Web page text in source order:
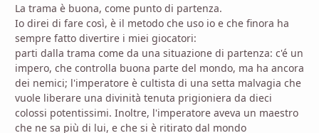
La trama è buona, come punto di partenza.
Io direi di fare così, è il metodo che uso io e che finora ha
sempre fatto divertire i miei giocatori:
parti dalla trama come da una situazione di partenza: c'é un
impero, che controlla buona parte del mondo, ma ha ancora
dei nemici; l'imperatore è cultista di una setta malvagia che
vuole liberare una divinità tenuta prigioniera da dieci
colossi potentissimi. Inoltre, l'imperatore aveva un maestro
che ne sa più di lui, e che si è ritirato dal mondo